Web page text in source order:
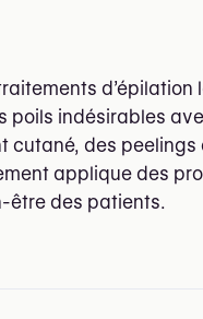
indésirables
cutané, des
applique des
être des patients.